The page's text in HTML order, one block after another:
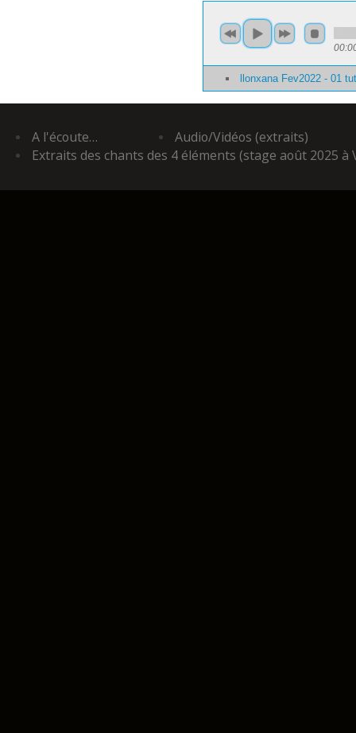
llonxana Fev2022 - 01
A l'écoute…
Audio/Vidéos (extraits)
Extraits des chants des 4 éléments (stage août 2025 à